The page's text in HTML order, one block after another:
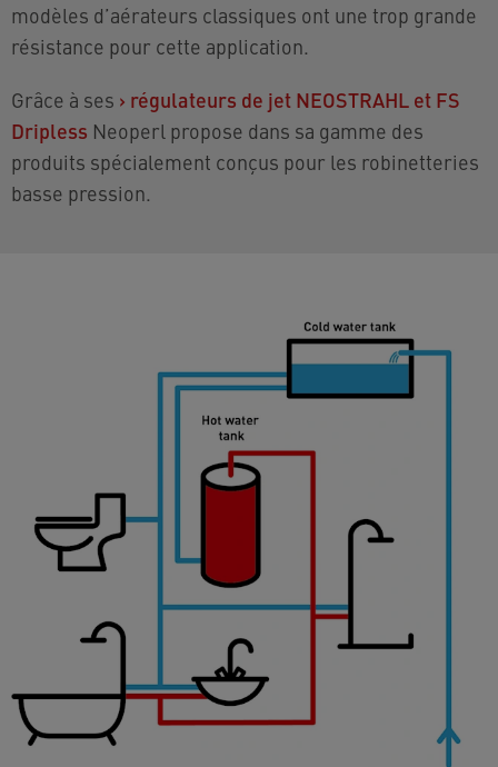
modèles d’aérateurs classiques ont une trop grande
résistance pour cette application.
Grâce à ses › régulateurs de jet NEOSTRAHL et FS
Dripless Neoperl propose dans sa gamme des
produits spécialement conçus pour les robinetteries
basse pression.